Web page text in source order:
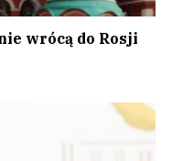
wrócą do Rosji